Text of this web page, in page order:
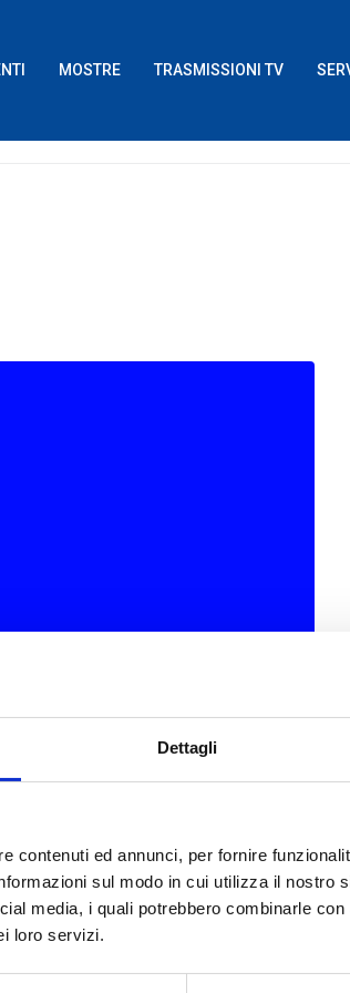
Dettagli
contenuti ed annunci, per fornire
sul modo in cui utilizza il nostro
media, i quali potrebbero combinarle
loro servizi.
MOSTRE TRASMISSIONI TV